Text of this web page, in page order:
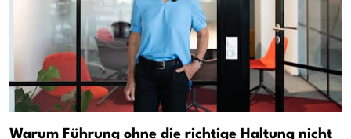
Warum Führung ohne die richtige Haltung nicht